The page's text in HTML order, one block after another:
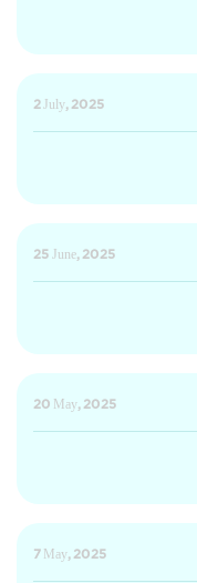
2 July, 2025
25 June, 2025
20 May, 2025
7 May, 2025